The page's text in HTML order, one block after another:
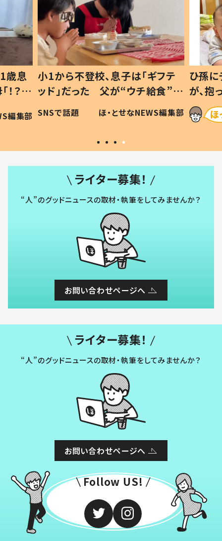
歳息
？」
編集部
小1から不登校、息子は「ギフテ
ッド」だった 父が“ウチ給食”を
作り続ける理由とは #令和の親
#令和の子
SNSで話題 ほ・とせなNEWS編集部
ひ孫
が、
「涙が
い」
ライター募集！
“人”のグッドニュースの取材・執筆をしてみませんか？
お問い合わせページへ
ライター募集！
“人”のグッドニュースの取材・執筆をしてみませんか？
お問い合わせページへ
Follow US!